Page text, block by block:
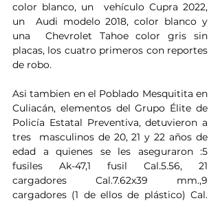
color blanco, un  vehículo Cupra 2022,
un  Audi modelo 2018, color blanco y
una  Chevrolet Tahoe color gris sin
placas, los cuatro primeros con reportes
de robo.
Asi tambien en el Poblado Mesquitita en
Culiacán, elementos del Grupo Élite de
Policía Estatal Preventiva, detuvieron a
tres  masculinos de 20, 21 y 22 años de
edad a quienes se les aseguraron :5
fusiles Ak-47,1 fusil Cal.5.56, 21
cargadores Cal.7.62x39 mm.,9
cargadores (1 de ellos de plástico) Cal.